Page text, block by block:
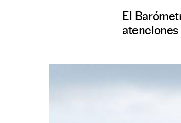
El
atenciones